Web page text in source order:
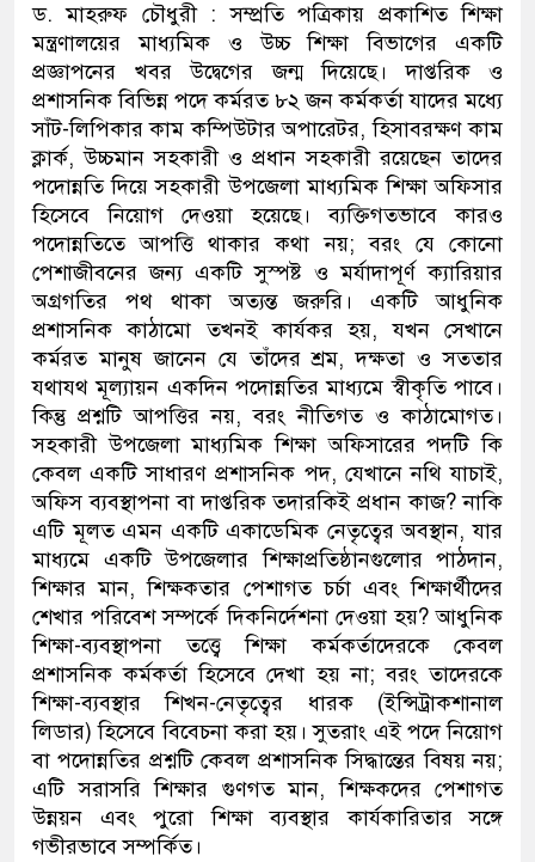
ড.মাহরুফ চৌধুরী :সম্প্রতি পত্রিকায় প্রকাশিত শিক্ষা
মন্ত্রণালয়ের মাধ্যমিক ও উচ্চ শিক্ষা বিভাগের একটি
প্রজ্ঞাপনের খবর উদ্বেগের জন্ম দিয়েছে। দাপ্তরিক ও
প্রশাসনিক বিভিন্ন পদে কর্মরত ৮২ জন কর্মকর্তা যাদের মধ্যে
সাঁট-লিপিকার কাম কম্পিউটার অপারেটর,হিসাবরক্ষণ কাম
ক্লার্ক,উচ্চমান সহকারী ও প্রধান সহকারী রয়েছেন তাদের
পদোন্নতি দিয়ে সহকারী উপজেলা মাধ্যমিক শিক্ষা অফিসার
হিসেবে নিয়োগ দেওয়া হয়েছে। ব্যক্তিগতভাবে কারও
পদোন্নতিতে আপত্তি থাকার কথা নয়;বরং যে কোনো
পেশাজীবনের জন্য একটি সুস্পষ্ট ও মর্যাদাপূর্ণ ক্যারিয়ার
অগ্রগতির পথ থাকা অত্যন্ত জরুরি। একটি আধুনিক
প্রশাসনিক কাঠামো তখনই কার্যকর হয়,যখন সেখানে
কর্মরত মানুষ জানেন যে তাঁদের শ্রম,দক্ষতা ও সততার
যথাযথ মূল্যায়ন একদিন পদোন্নতির মাধ্যমে স্বীকৃতি পাবে।
কিন্তু প্রশ্নটি আপত্তির নয়,বরং নীতিগত ও কাঠামোগত।
সহকারী উপজেলা মাধ্যমিক শিক্ষা অফিসারের পদটি কি
কেবল একটি সাধারণ প্রশাসনিক পদ, যেখানে নথি যাচাই,
অফিস ব্যবস্থাপনা বা দাপ্তরিক তদারকিই প্রধান কাজ?নাকি
এটি মূলত এমন একটি একাডেমিক নেতৃত্বের অবস্থান,যার
মাধ্যমে একটি উপজেলার শিক্ষাপ্রতিষ্ঠানগুলোর পাঠদান,
শিক্ষার মান,শিক্ষকতার পেশাগত চর্চা এবং শিক্ষার্থীদের
শেখার পরিবেশ সম্পর্কে দিকনির্দেশনা দেওয়া হয়?আধুনিক
শিক্ষা-ব্যবস্থাপনা তত্ত্বে শিক্ষা কর্মকর্তাদেরকে কেবল
প্রশাসনিক কর্মকর্তা হিসেবে দেখা হয় না;বরং তাদেরকে
শিক্ষা-ব্যবস্থার শিখন-নেতৃত্বের ধারক (ইন্সিট্রাকশানাল
লিডার)হিসেবে বিবেচনা করা হয়। সুতরাং এই পদে নিয়োগ
বা পদোন্নতির প্রশ্নটি কেবল প্রশাসনিক সিদ্ধান্তের বিষয় নয়;
এটি সরাসরি শিক্ষার গুণগত মান,শিক্ষকদের পেশাগত
উন্নয়ন এবং পুরো শিক্ষা ব্যবস্থার কার্যকারিতার সঙ্গে
গভীরভাবে সম্পর্কিত।